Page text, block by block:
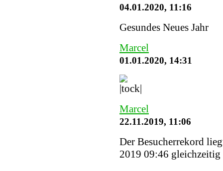
04.01.2020, 11:16
Gesundes Neues Jahr
Marcel
01.01.2020, 14:31
Marcel
22.11.2019, 11:06
Der Besucherrekord
2019 09:46